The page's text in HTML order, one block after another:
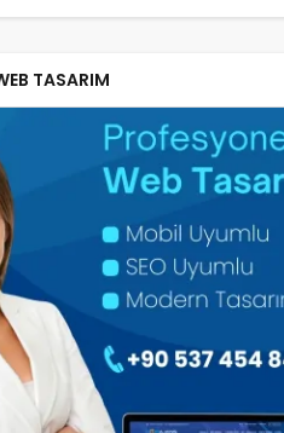
TASARIM